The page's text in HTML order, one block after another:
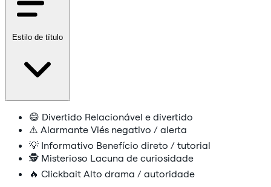
Estilo de título
😄 Divertido Relacionável e divertido
⚠️ Alarmante Viés negativo / alerta
💡 Informativo Benefício direto / tutorial
🕵️ Misterioso Lacuna de curiosidade
🔥 Clickbait Alto drama / autoridade